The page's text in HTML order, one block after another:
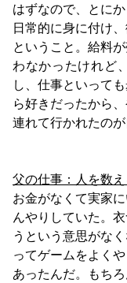
はずなので、とに
日常的に身に付け
ということ。給料
わなかったけれど
し、仕事といって
ら好きだったから
連れて行かれたの
父の仕事：人を数え
お金がなくて実家
んやりしていた。
うという意思がな
ってゲームをよく
あったんだ。もち